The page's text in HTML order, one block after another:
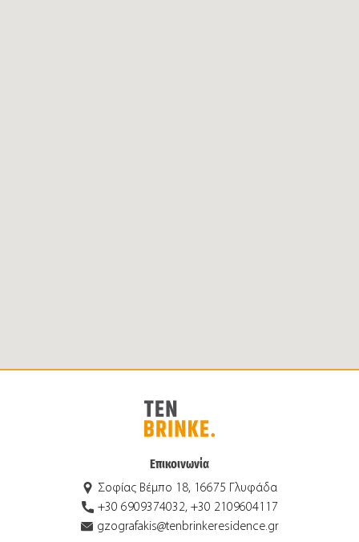
Επικοινωνία
Σοφίας Βέμπο 18, 16675 Γλυφάδα
+30 6909374032, +30 2109604117
gzografakis@tenbrinkeresidence.gr